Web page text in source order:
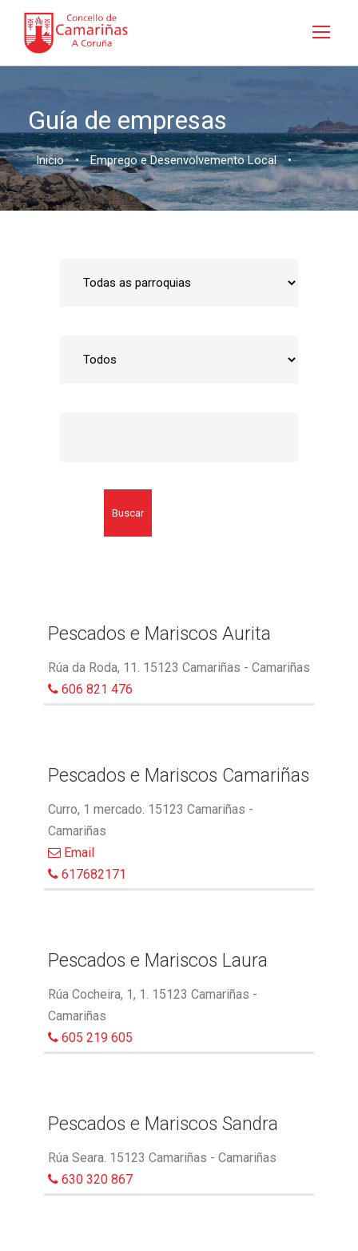
Guía de empresas
Inicio • Emprego e Desenvolvemento Local •
Buscar
Pescados e Mariscos Aurita
Rúa da Roda, 11. 15123 Camariñas - Camariñas
606 821 476
Pescados e Mariscos Camariñas
Curro, 1 mercado. 15123 Camariñas -
Camariñas
Email
617682171
Pescados e Mariscos Laura
Rúa Cocheira, 1, 1. 15123 Camariñas -
Camariñas
605 219 605
Pescados e Mariscos Sandra
Rúa Seara. 15123 Camariñas - Camariñas
630 320 867